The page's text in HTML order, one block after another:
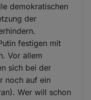
demokratischen
der
festigen mit
Vor allem
sich bei der
noch auf ein
Wer will schon